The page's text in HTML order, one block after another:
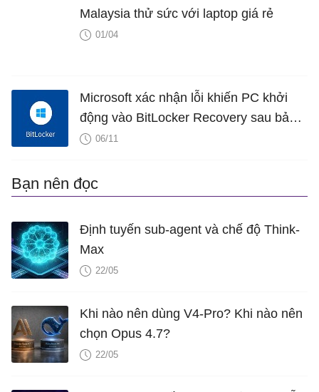
Malaysia thử sức với laptop giá rẻ
01/04
Microsoft xác nhận lỗi khiến PC khởi
động vào BitLocker Recovery sau bản
cập nhật Windows mới nhất
06/11
Bạn nên đọc
Định tuyến sub-agent và chế độ Think-
Max
22/05
Khi nào nên dùng V4-Pro? Khi nào nên
chọn Opus 4.7?
22/05